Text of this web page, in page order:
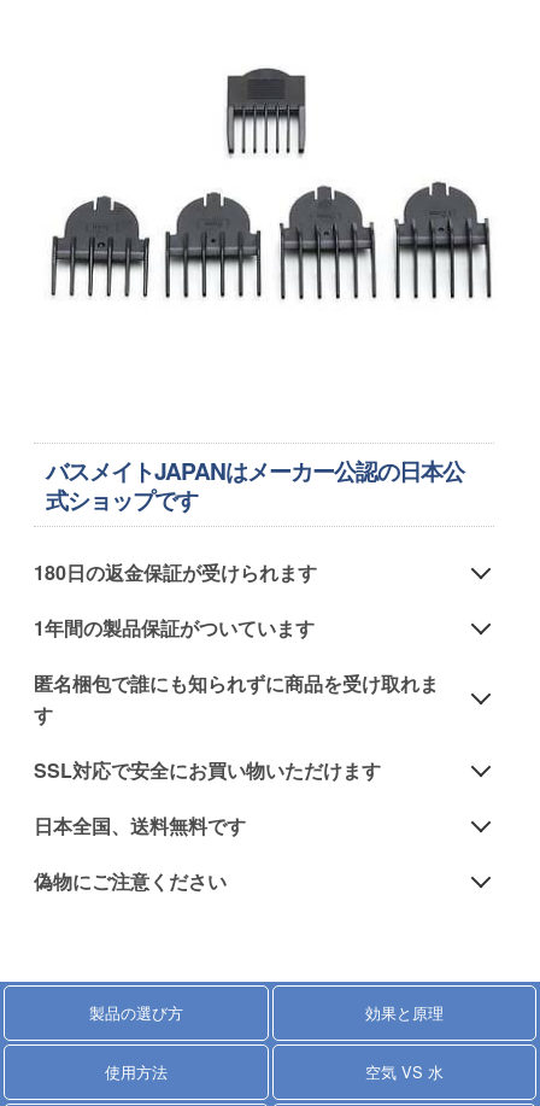
バスメイトJAPANはメーカー公認の日本公
式ショップです
180日の返金保証が受けられます
バスメイトのペニスポンプで180日間トレーニングし
ていただき、 結果にご満足いただけなかった場合に
は、商品代金を返金する制度です。
返金保証制度に関する詳しい情報は
「詳細ページ」を
1年間の製品保証がついています
当サイトで購入したペニスポンプ本体には1年間の製
品保証が付きます。 定められた環境および使用で故障
があった場合、無償で交換対応いたします。
製品保証に関する詳しい情報は「詳細ページ」
を参照
匿名梱包で誰にも知られずに商品を受け取れま
す
・匿名梱包：
二重梱包で発送し、伝票に商品名は記載しません。
宅配便の営業所留め、一部のコンビニ受け取りに対応
当サイトはこれまでに2万件以上の配送実績がありま
す。どうか安心してご注文ください。
配送に関する詳しい情報は 「詳細ページ」を参照くだ
SSL対応で安全にお買い物いただけます
・SSL暗号化通信：
当サイトはSSL暗号化通信に対応しています。
SECTIGO
・決済方法：
銀行振込、代金引換、クレジットカード（Paypal）が
ご利用できます。
日本全国、送料無料です
・ポンプ本体の購入時：
送料無料です。
送料無料です。
送料640円が必要となります
偽物にご注意ください
当サイトではAmazonJapanやYahooオークションでは
販売を行っておりませんし、国内のセラーに販売許可
を出しておりません。
日本でメーカー正規品を直接購入し、各種の保証を受
製品の選び方 効果と原理
使用方法 空気 VS 水